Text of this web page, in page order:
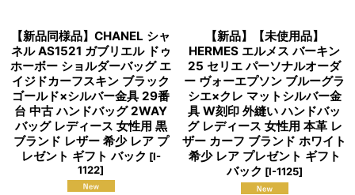
【新品同様品】CHANEL シャ
ネル AS1521 ガブリエル ドゥ
ホーボー ショルダーバッグ エ
イジドカーフスキン ブラック
ゴールド×シルバー金具 29番
台 中古 ハンドバッグ 2WAY
バッグ レディース 女性用 黒
ブランド レザー 希少 レア プ
レゼント ギフト バック [I-
1122]
【新品】【未使用品】
HERMES エルメス バーキン
25 セリエ パーソナルオーダ
ー ヴォーエプソン ブルーグラ
シエ×クレ マットシルバー金
具 W刻印 外縫い ハンドバッ
グ レディース 女性用 本革 レ
ザー カーフ ブランド ホワイト
希少 レア プレゼント ギフト
バック [I-1125]